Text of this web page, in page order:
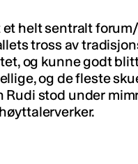
et helt sentralt
tross av
og kunne godt
og de fleste
Rudi stod under